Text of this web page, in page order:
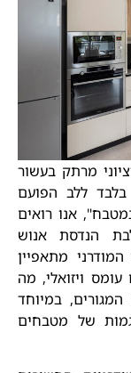
מרתק בעשור
בלבד ללב הפועם
אנו רואים
הנדסת אנוש
מתאפיין
ויזואלי, מה
במיוחד
של מטבחים